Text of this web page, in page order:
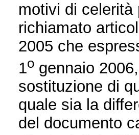
motivi di
richiamato
2005 che
1o gennaio
sostituzione di
quale sia la
del documento